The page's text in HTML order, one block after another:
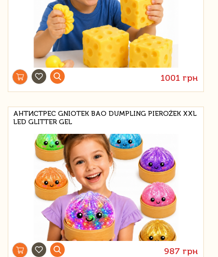
1001 грн
АНТИСТРЕС GNIOTEK BAO DUMPLING PIEROŻEK XXL
LED GLITTER GEL
987 грн